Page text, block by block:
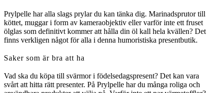
Prylpelle har alla slags prylar du kan tänka dig. Marinadsprutor till
köttet, muggar i form av kameraobjektiv eller varför inte ett fruset
ölglas som definitivt kommer att hålla din öl kall hela kvällen? Det
finns verkligen något för alla i denna humoristiska presentbutik.
Saker som är bra att ha
Vad ska du köpa till svärmor i födelsedagspresent? Det kan vara
svårt att hitta rätt presenter. På Prylpelle har du många roliga och